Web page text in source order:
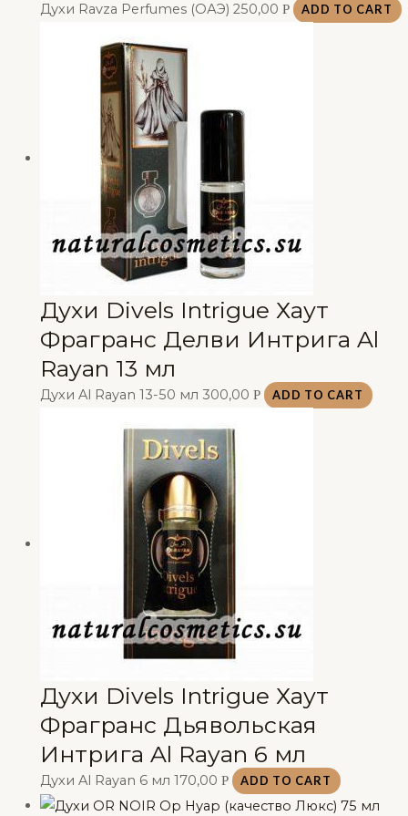
Духи Ravza Perfumes (ОАЭ) 250,00 Р ADD TO CART
Духи Divels Intrigue Хаут
Фрагранс Делви Интрига Al
Rayan 13 мл
Духи Al Rayan 13-50 мл 300,00 Р ADD TO CART
Духи Divels Intrigue Хаут
Фрагранс Дьявольская
Интрига Al Rayan 6 мл
Духи Al Rayan 6 мл 170,00 Р ADD TO CART